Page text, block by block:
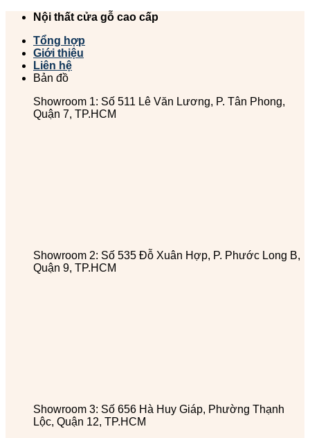
Chuyển
dung
Nội thất cửa gỗ cao cấp
Tổng hợp
Giới thiệu
Liên hệ
Bản đồ
Showroom 1: Số 511 Lê Văn Lương, P. Tân Phong,
Quận 7, TP.HCM
Showroom 2: Số 535 Đỗ Xuân Hợp, P. Phước Long B,
Quận 9, TP.HCM
Showroom 3: Số 656 Hà Huy Giáp, Phường Thạnh
Lộc, Quận 12, TP.HCM